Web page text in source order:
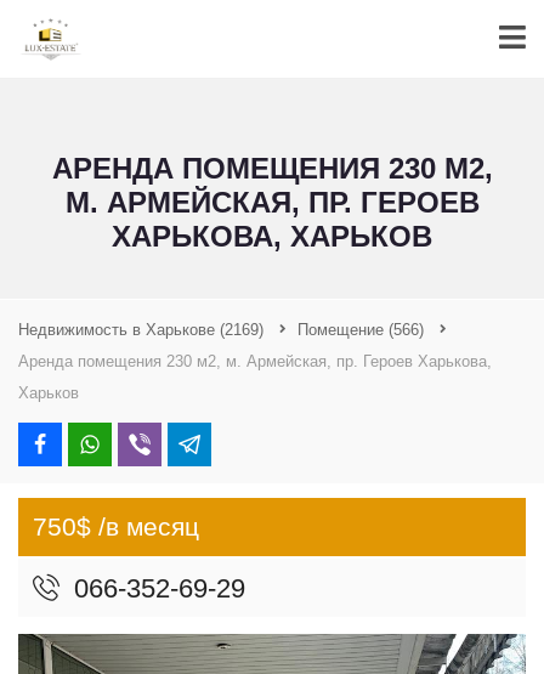
АРЕНДА ПОМЕЩЕНИЯ 230 М2,
М. АРМЕЙСКАЯ, ПР. ГЕРОЕВ
ХАРЬКОВА, ХАРЬКОВ
Недвижимость в Харькове (2169) Помещение (566)
Аренда помещения 230 м2, м. Армейская, пр. Героев Харькова,
Харьков
750$ /в месяц
066-352-69-29